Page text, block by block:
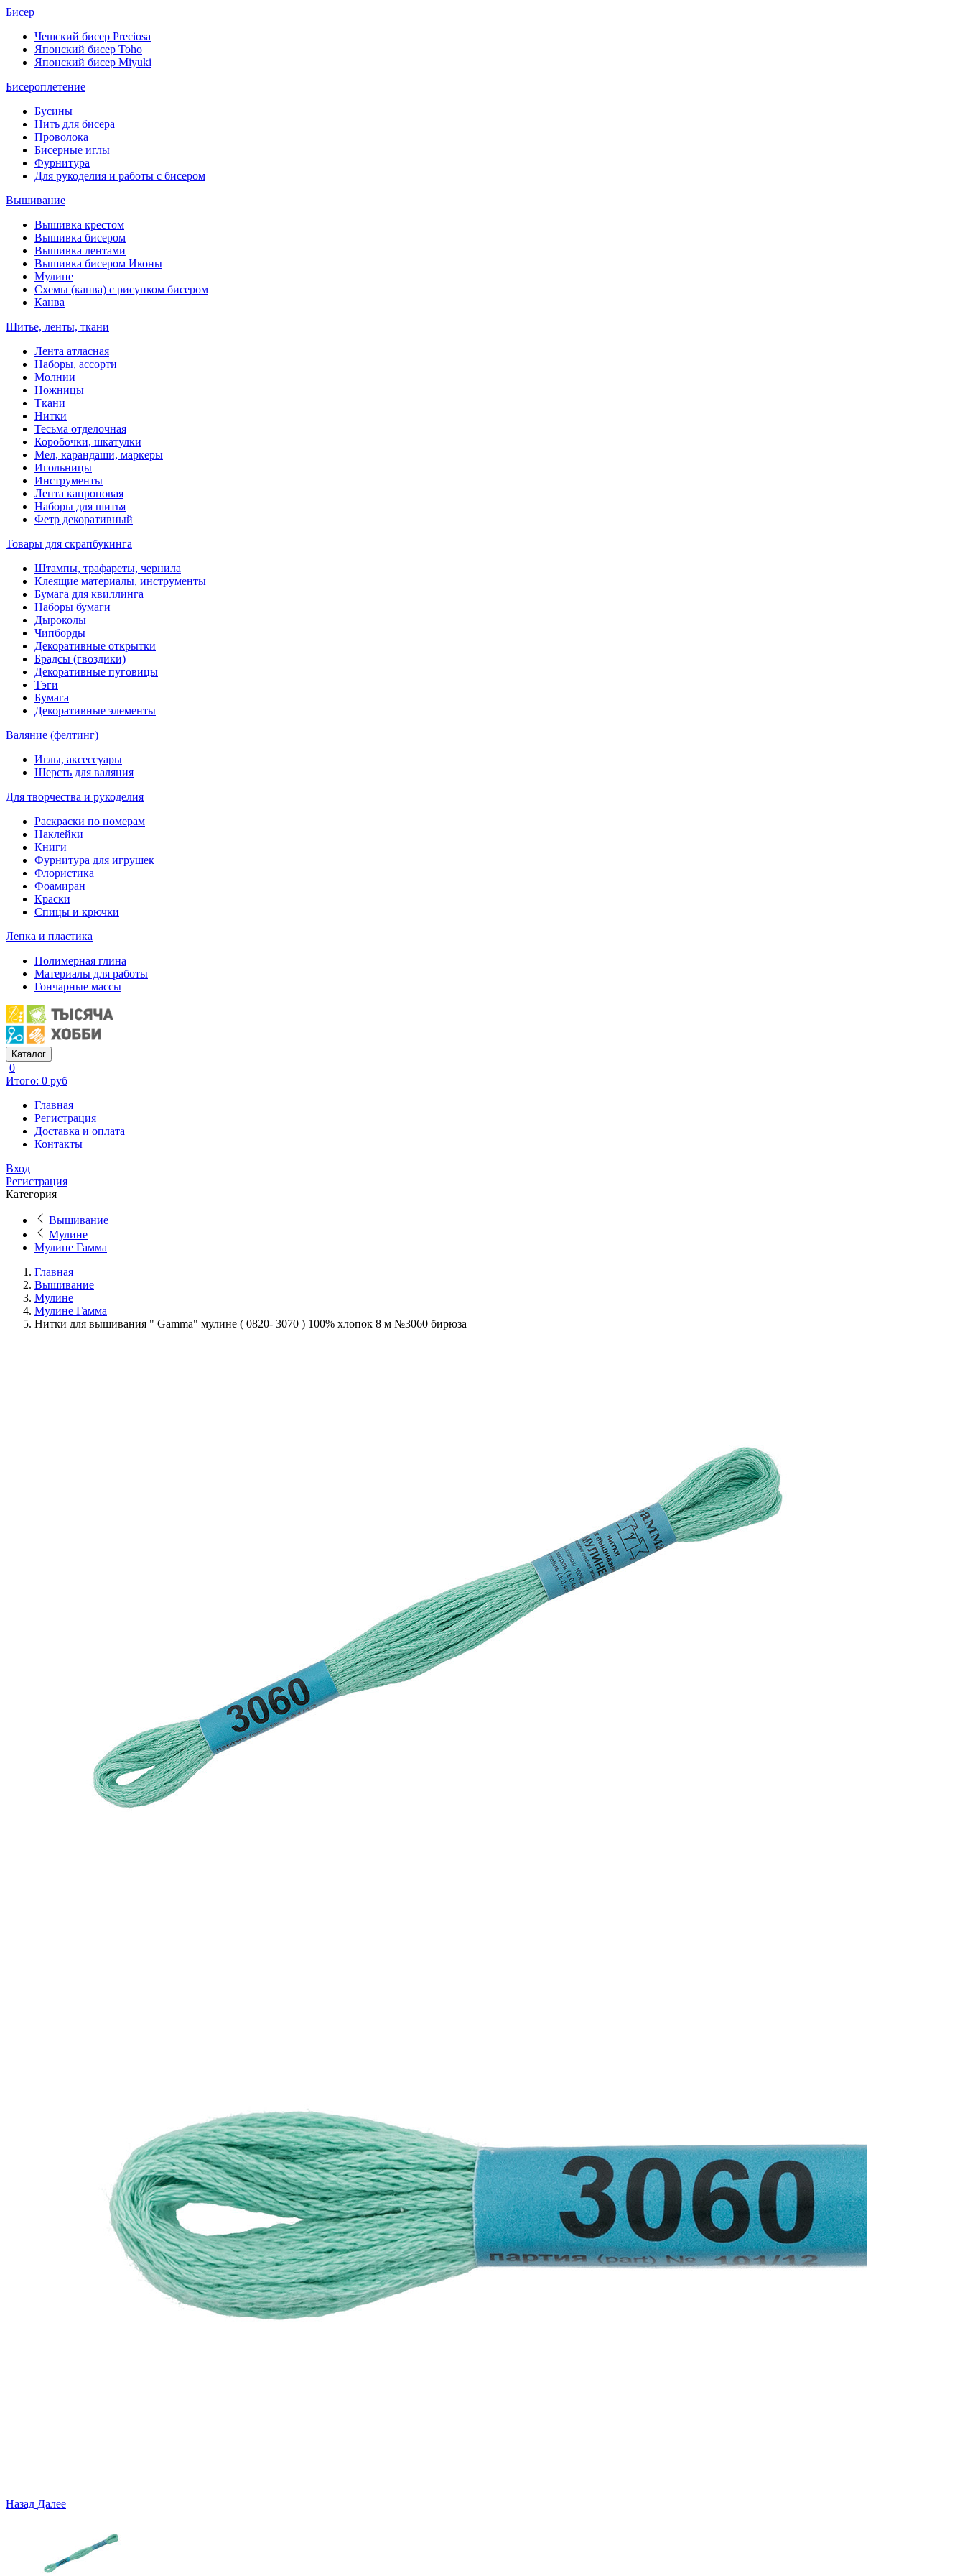
Бисер
Чешский бисер Preciosa
Японский бисер Toho
Японский бисер Miyuki
Бисероплетение
Бусины
Нить для бисера
Проволока
Бисерные иглы
Фурнитура
Для рукоделия и работы с бисером
Вышивание
Вышивка крестом
Вышивка бисером
Вышивка лентами
Вышивка бисером Иконы
Мулине
Схемы (канва) с рисунком бисером
Канва
Шитье, ленты, ткани
Лента атласная
Наборы, ассорти
Молнии
Ножницы
Ткани
Нитки
Тесьма отделочная
Коробочки, шкатулки
Мел, карандаши, маркеры
Игольницы
Инструменты
Лента капроновая
Наборы для шитья
Фетр декоративный
Товары для скрапбукинга
Штампы, трафареты, чернила
Клеящие материалы, инструменты
Бумага для квиллинга
Наборы бумаги
Дыроколы
Чипборды
Декоративные открытки
Брадсы (гвоздики)
Декоративные пуговицы
Тэги
Бумага
Декоративные элементы
Валяние (фелтинг)
Иглы, аксессуары
Шерсть для валяния
Для творчества и рукоделия
Раскраски по номерам
Наклейки
Книги
Фурнитура для игрушек
Флористика
Фоамиран
Краски
Спицы и крючки
Лепка и пластика
Полимерная глина
Материалы для работы
Гончарные массы
Каталог
0
Итого: 0 руб
Главная
Регистрация
Доставка и оплата
Контакты
Вход
Регистрация
Категория
Вышивание
Мулине
Мулине Гамма
Главная
Вышивание
Мулине
Мулине Гамма
Нитки для вышивания " Gamma" мулине ( 0820- 3070 ) 100% хлопок 8 м №3060 бирюза
Назад Далее